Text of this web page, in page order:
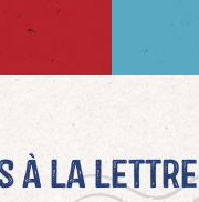
à La Lettre